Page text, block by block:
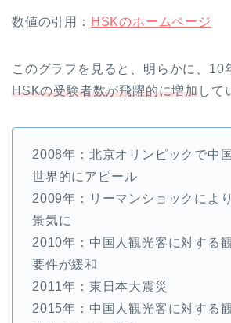
数値の引用： HSKのホームページ
このグラフを見ると、明らかに、10
HSKの受験者数が飛躍的に増加して
2008年：北京オリンピックで中
世界的にアピール
2009年：リーマンショックによ
景気に
2010年：中国人観光客に対する
要件が緩和
2011年：東日本大震災
2015年：中国人観光客に対する